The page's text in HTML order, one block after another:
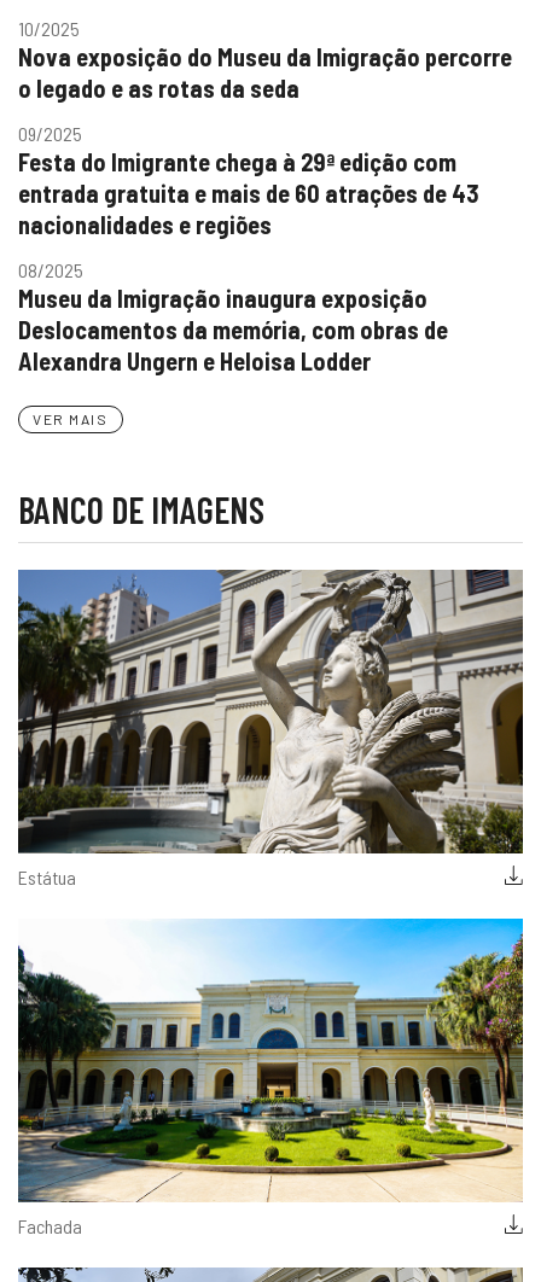
10/2025
Nova exposição do Museu da Imigração percorre
o legado e as rotas da seda
09/2025
Festa do Imigrante chega à 29ª edição com
entrada gratuita e mais de 60 atrações de 43
nacionalidades e regiões
08/2025
Museu da Imigração inaugura exposição
Deslocamentos da memória, com obras de
Alexandra Ungern e Heloisa Lodder
VER MAIS
BANCO DE IMAGENS
Estátua
Fachada